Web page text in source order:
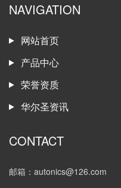
NAVIGATION
网站首页
产品中心
荣誉资质
华尔圣资讯
CONTACT
邮箱：autonics@126.com